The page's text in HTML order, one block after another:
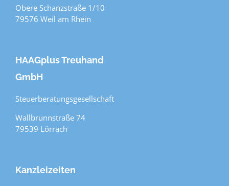
Obere Schanzstraße 1/10
79576 Weil am Rhein
HAAGplus Treuhand
GmbH
Steuerberatungsgesellschaft
Wallbrunnstraße 74
79539 Lörrach
Kanzleizeiten